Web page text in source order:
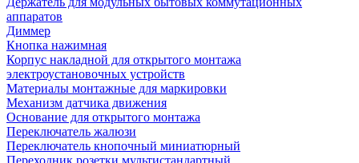
аппаратов
Диммер
Кнопка нажимная
Корпус накладной для открытого монтажа
электроустановочных устройств
Материалы монтажные для маркировки
Механизм датчика движения
Основание для открытого монтажа
Переключатель жалюзи
Переключатель кнопочный миниатюрный
Переходник розетки мультистандартный